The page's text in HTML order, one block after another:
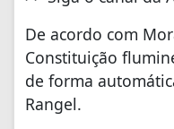
De acordo com
Constituição
de forma
Rangel.